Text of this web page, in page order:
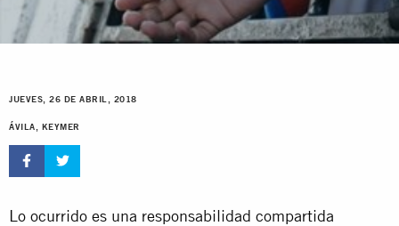
JUEVES, 26 DE ABRIL, 2018
ÁVILA, KEYMER
Lo ocurrido es una responsabilidad compartida